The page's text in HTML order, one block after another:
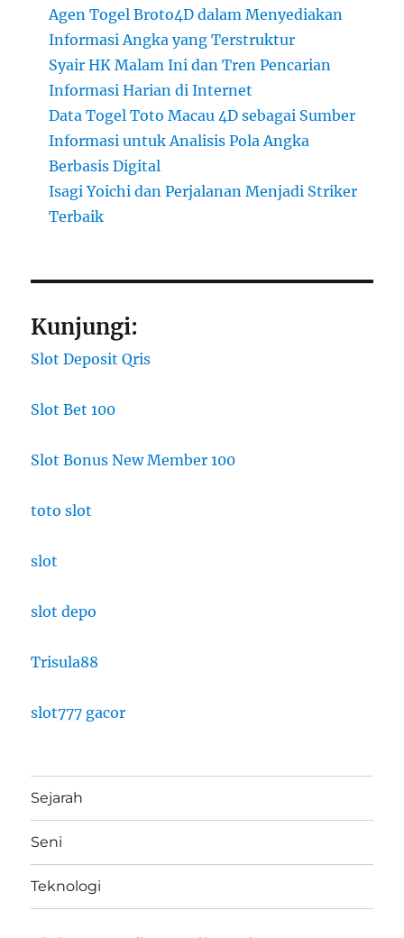
Agen Togel Broto4D dalam Menyediakan
Informasi Angka yang Terstruktur
Syair HK Malam Ini dan Tren Pencarian
Informasi Harian di Internet
Data Togel Toto Macau 4D sebagai Sumber
Informasi untuk Analisis Pola Angka
Berbasis Digital
Isagi Yoichi dan Perjalanan Menjadi Striker
Terbaik
Kunjungi:
Slot Deposit Qris
Slot Bet 100
Slot Bonus New Member 100
toto slot
slot
slot depo
Trisula88
slot777 gacor
Sejarah
Seni
Teknologi